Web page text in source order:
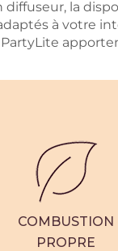
la
à votre
PartyLite
COMBUSTION
PROPRE